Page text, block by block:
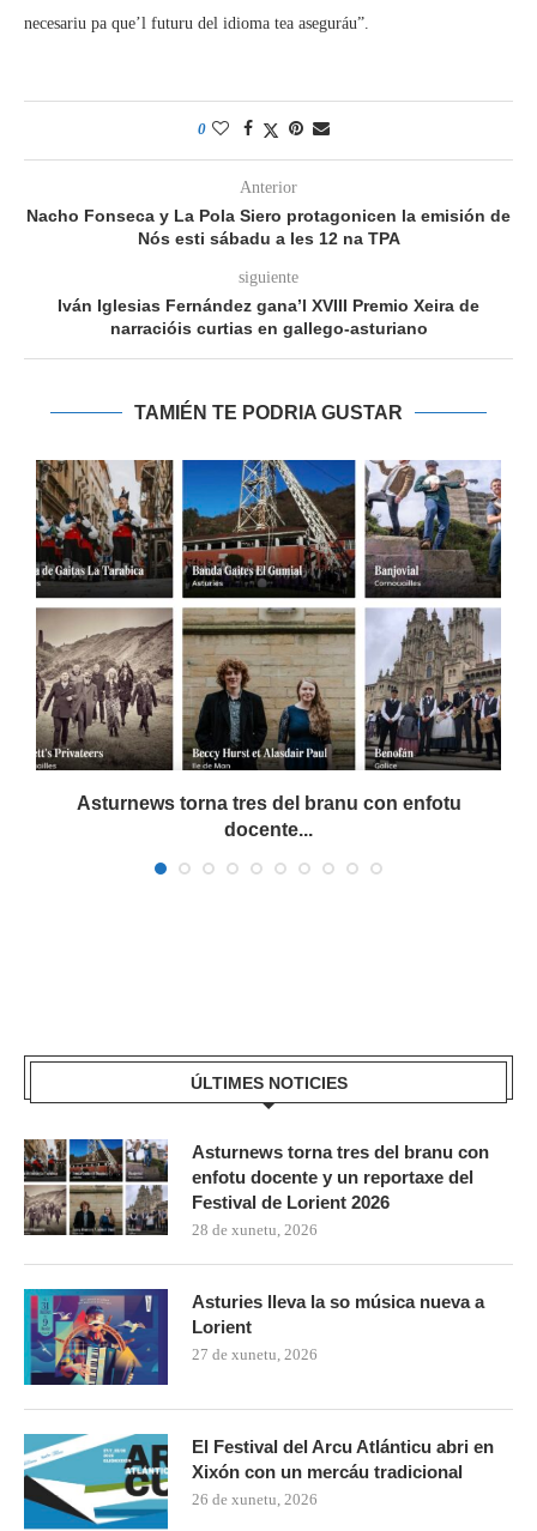
necesariu pa que’l futuru del idioma tea aseguráu”.
0
Anterior
Nacho Fonseca y La Pola Siero protagonicen la emisión de
Nós esti sábadu a les 12 na TPA
siguiente
Iván Iglesias Fernández gana’l XVIII Premio Xeira de
narracióis curtias en gallego-asturiano
TAMIÉN TE PODRIA GUSTAR
Asturnews torna tres del branu con enfotu
docente...
ÚLTIMES NOTICIES
Asturnews torna tres del branu con
enfotu docente y un reportaxe del
Festival de Lorient 2026
28 de xunetu, 2026
Asturies lleva la so música nueva a
Lorient
27 de xunetu, 2026
El Festival del Arcu Atlánticu abri en
Xixón con un mercáu tradicional
26 de xunetu, 2026